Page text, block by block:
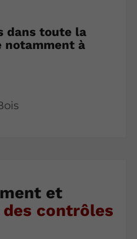
dans toute la
notamment à
et
contrôles